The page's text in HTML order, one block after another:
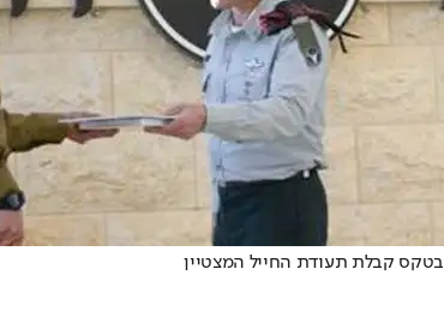
בטקס קבלת תעודת החייל המצטיין